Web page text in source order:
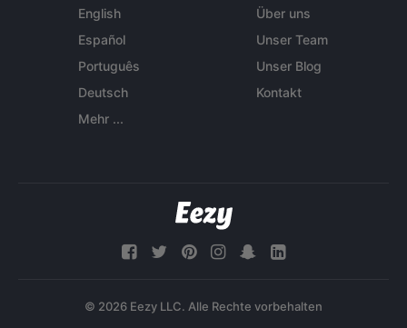
English
Español
Português
Deutsch
Mehr ...
Über uns
Unser Team
Unser Blog
Kontakt
© 2026 Eezy LLC. Alle Rechte vorbehalten